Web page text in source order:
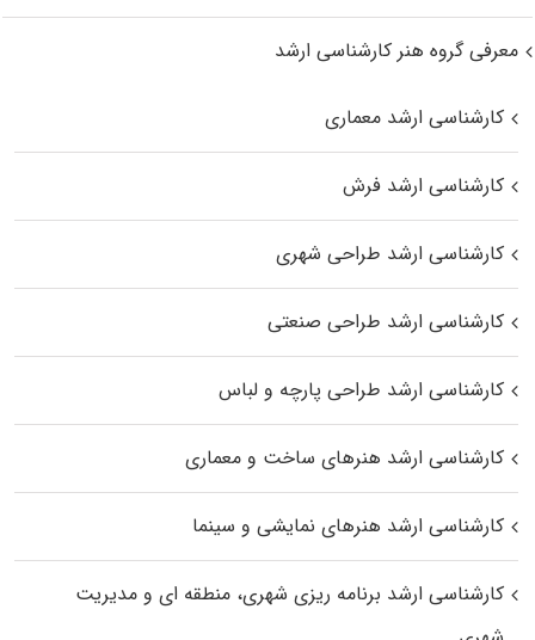
معرفی گروه هنر کارشناسی ارشد
کارشناسی ارشد معماری
کارشناسی ارشد فرش
کارشناسی ارشد طراحی شهری
کارشناسی ارشد طراحی صنعتی
کارشناسی ارشد طراحی پارچه و لباس
کارشناسی ارشد هنرهای ساخت و معماری
کارشناسی ارشد هنرهای نمایشی و سینما
کارشناسی ارشد برنامه ریزی شهری، منطقه‌ ای و مدیریت